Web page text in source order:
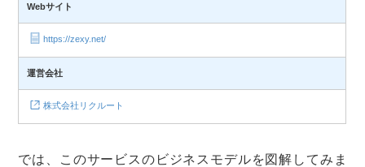
Webサイト
https://zexy.net/
運営会社
株式会社リクルート
では、このサービスのビジネスモデルを図解してみま